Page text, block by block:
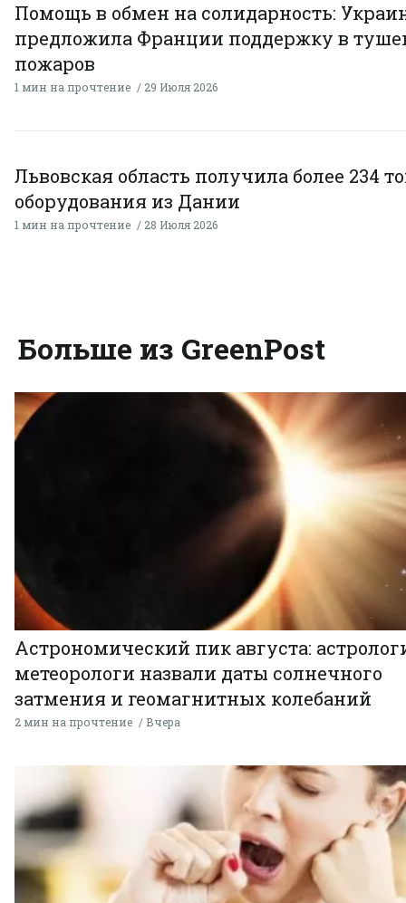
Помощь в обмен на солидарность:
предложила Франции поддержку в
пожаров
1 мин на прочтение 29 Июля 2026
Львовская область получила более 234
оборудования из Дании
1 мин на прочтение 28 Июля 2026
Больше из GreenPost
Астрономический пик августа:
метеорологи назвали даты солнечного
затмения и геомагнитных колебаний
2 мин на прочтение Вчера